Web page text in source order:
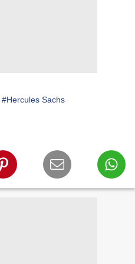
#Hercules Sachs